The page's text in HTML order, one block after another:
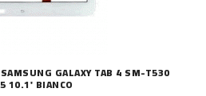
GALAXY TAB 4 SM-T530
10.1' BIANCO